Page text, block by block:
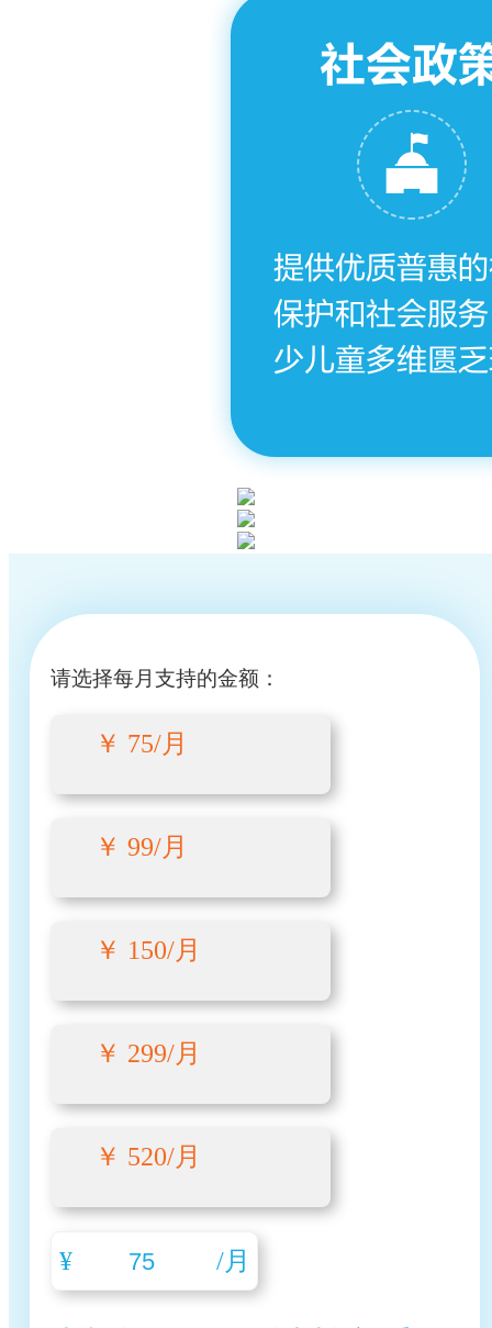
请选择每月支持的金额：
￥ 75/月
￥ 99/月
￥ 150/月
￥ 299/月
￥ 520/月
¥ /月